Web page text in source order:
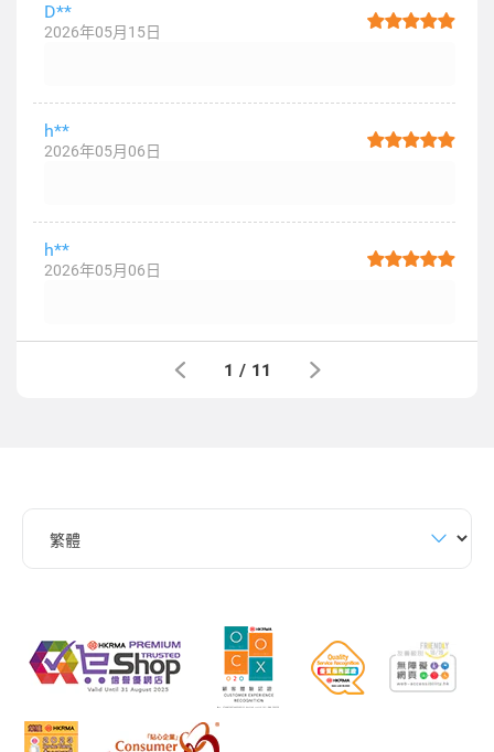
D**
2026年05月15日
h**
2026年05月06日
h**
2026年05月06日
1 / 11